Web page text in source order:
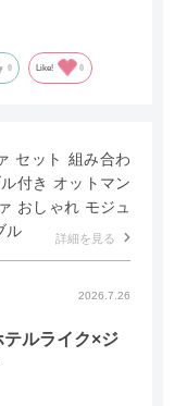
0 Like! 0
セット 組み合わ
付き オットマン
おしゃれ モジュ
ル
詳細を見る
2026.7.26
ルライク×ジ